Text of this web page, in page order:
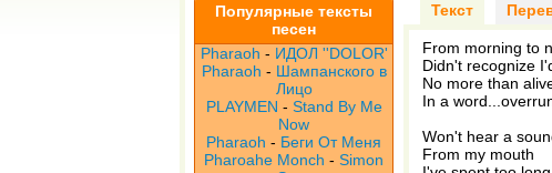
Популярные тексты
песен
Pharaoh - ИДОЛ ''DOLOR'
Pharaoh - Шампанского в
Лицо
PLAYMEN - Stand By Me
Now
Pharaoh - Беги От Меня
Pharoahe Monch - Simon
Текст
From morning to
Didn't recognize
No more than
In a
Won't hear a
From my mouth